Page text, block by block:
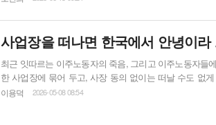
체로 나설 예정이다. 613 대행진을 앞두고 박규석 지부장
사업장을 떠나면 한국에서 안녕이라
최근 잇따르는 이주노동자의 죽음, 그리고 이주노동자들
한 사업장에 묶어 두고, 사장 동의 없이는 떠날 수도 없
다. 폭행을 당해도, 임금을 떼여도, 위험한 작업장에서 다쳐도 마음대로 사업장을 옮길 수 없다면, 이
이용덕 2026-05-08 08:54